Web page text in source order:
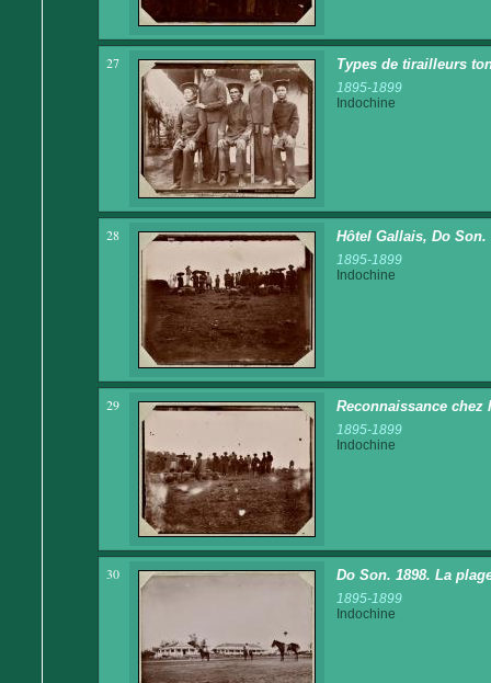
27 Types de tirailleurs
1895-1899
Indochine
28 Hôtel Gallais, Do Son.
1895-1899
Indochine
29 Reconnaissance chez
1895-1899
Indochine
30 Do Son. 1898. La
1895-1899
Indochine